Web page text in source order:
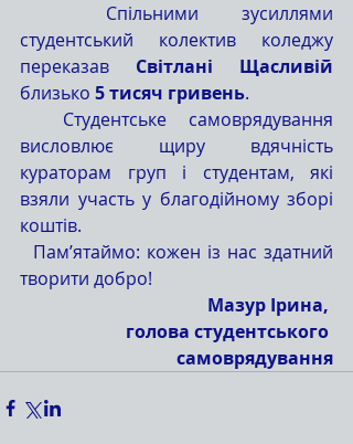
студентський колектив коледжу
переказав Світлані Щасливій
близько 5 тисяч гривень.
висловлює щиру вдячність
кураторам груп і студентам, які
взяли участь у благодійному зборі
коштів.
творити добро!
Мазур Ірина,
голова студентського
самоврядування